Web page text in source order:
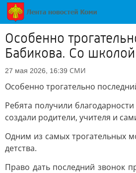
Особенно
Бабикова. Со
27 мая 2026, 16:39 СМИ
Особенно трогательно
Ребята получили
создали родители, учителя и
Одним из самых трогательных
детства.
Право дать последний звонок